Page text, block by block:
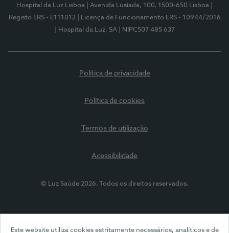
Este website utiliza cookies estritamente necessários, analíticos e de
Hospital da Luz Lisboa | Avenida Lusíada, 100, 1500-650 Lisboa
Registo ERS - E111012
| Licença de Funcionamento ERS - 10944/2016
| Hospital da Luz, SA
| NIPC507 485 637
Política de privacidade
Política de cookies
Termos de utilização
Acessibilidade
© Luz Saúde 2026. Todos os direitos reservados.